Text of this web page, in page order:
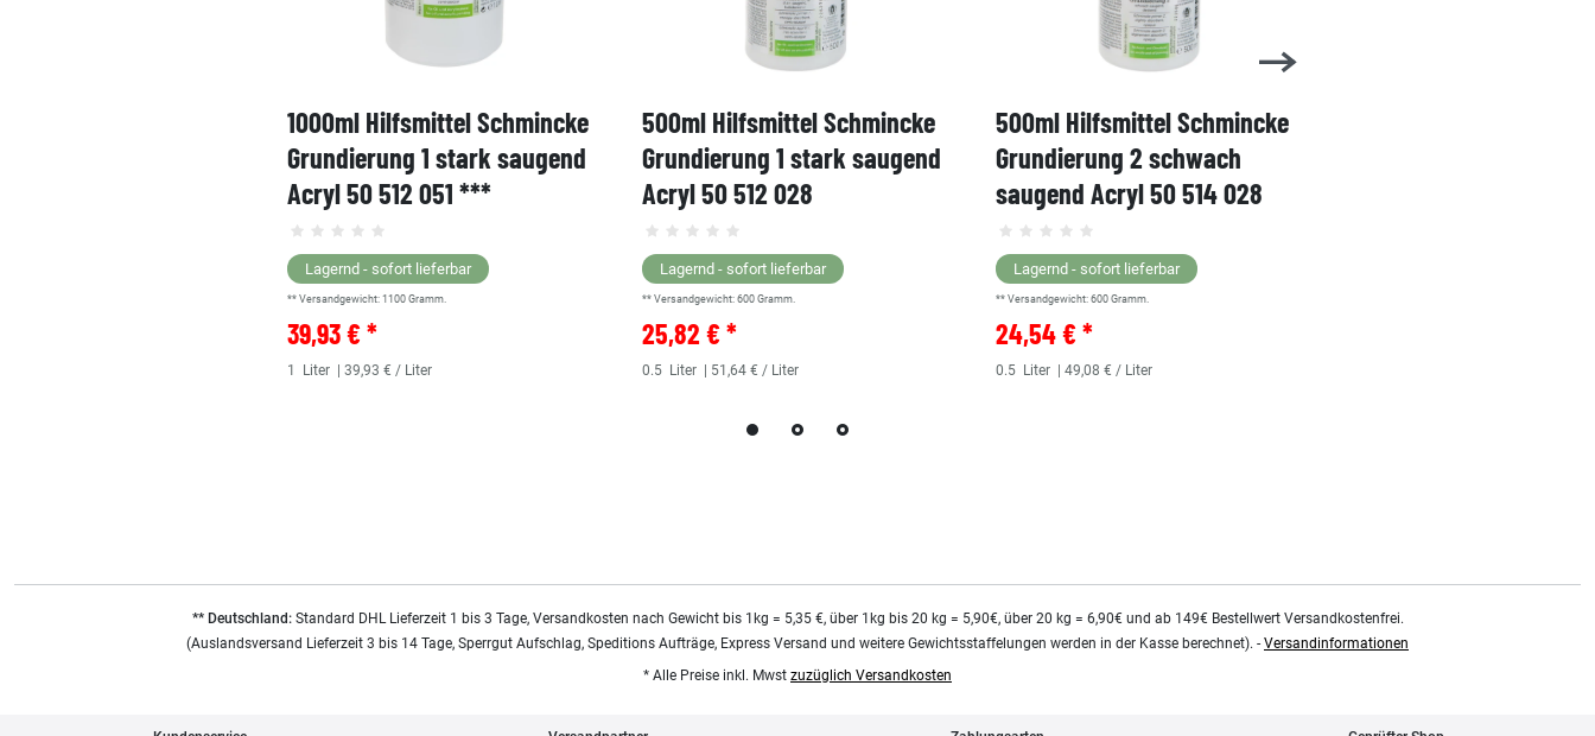
1000ml Hilfsmittel Schmincke
Grundierung 1 stark saugend
Acryl 50 512 051 ***
Lagernd - sofort lieferbar
** Versandgewicht: 1100 Gramm.
39,93 € *
1 Liter | 39,93 € / Liter
500ml Hilfsmittel Schmincke
Grundierung 1 stark saugend
Acryl 50 512 028
Lagernd - sofort lieferbar
** Versandgewicht: 600 Gramm.
25,82 € *
0.5 Liter | 51,64 € / Liter
500ml Hilfsmittel Schmincke
Grundierung 2 schwach
saugend Acryl 50 514 028
Lagernd - sofort lieferbar
** Versandgewicht:600 Gramm.
24,54 € *
0.5 Liter | 49,08 € / Liter
** Deutschland:Standard DHL Lieferzeit 1 bis 3 Tage, Versandkosten nach Gewicht bis 1kg = 5,35 €, über 1kg bis 20 kg = 5,90€, über 20 kg = 6,90€ und ab 149€ Bestellwert Versandkostenfrei.
(Auslandsversand Lieferzeit 3 bis 14 Tage, Sperrgut Aufschlag, Speditions Aufträge, Express Versand und weitere Gewichtsstaffelungen werden in der Kasse berechnet). - Versandinformationen
* Alle Preise inkl. Mwst zuzüglich Versandkosten